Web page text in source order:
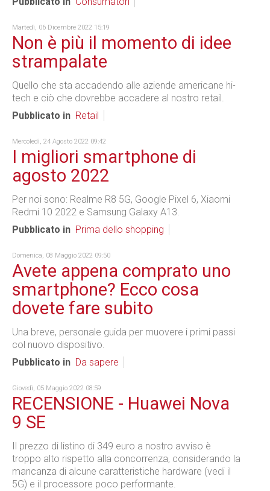
Martedì, 06 Dicembre 2022 15:19
Non è più il momento di idee
strampalate
Quello che sta accadendo alle aziende americane hi-
tech e ciò che dovrebbe accadere al nostro retail.
Pubblicato in Retail
Mercoledì, 24 Agosto 2022 09:42
I migliori smartphone di
agosto 2022
Per noi sono: Realme R8 5G, Google Pixel 6, Xiaomi
Redmi 10 2022 e Samsung Galaxy A13.
Pubblicato in Prima dello shopping
Domenica, 08 Maggio 2022 09:50
Avete appena comprato uno
smartphone? Ecco cosa
dovete fare subito
Una breve, personale guida per muovere i primi passi
col nuovo dispositivo.
Pubblicato in Da sapere
Giovedì, 05 Maggio 2022 08:59
RECENSIONE - Huawei Nova
9 SE
Il prezzo di listino di 349 euro a nostro avviso è
troppo alto rispetto alla concorrenza, considerando la
mancanza di alcune caratteristiche hardware (vedi il
5G) e il processore poco performante.